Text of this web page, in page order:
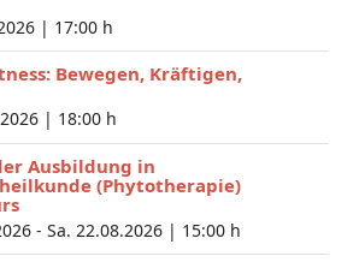
| 17:00 h
Bewegen, Kräftigen,
| 18:00 h
Ausbildung in
(Phytotherapie)
- Sa. 22.08.2026 | 15:00 h